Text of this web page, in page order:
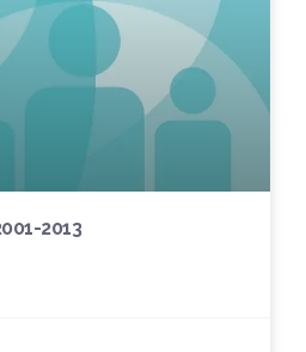
2013